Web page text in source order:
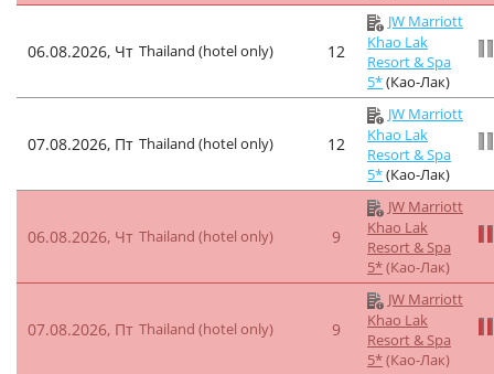
06.08.2026, Чт Thailand (hotel only) 12
JW Marriott
Khao Lak
Resort & Spa
5*(Као-Лак)
07.08.2026, Пт Thailand (hotel only) 12
JW Marriott
Khao Lak
Resort & Spa
5*(Као-Лак)
06.08.2026, Чт Thailand (hotel only) 9
JW Marriott
Khao Lak
Resort & Spa
5*(Као-Лак)
07.08.2026, Пт Thailand (hotel only) 9
JW Marriott
Khao Lak
Resort & Spa
5*(Као-Лак)